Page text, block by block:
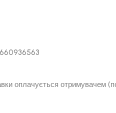
оплачується отримувачем